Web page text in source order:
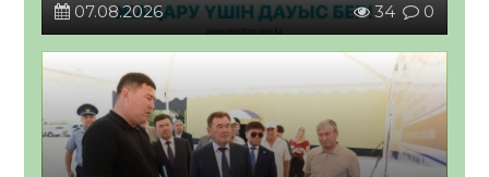
07.08.2026
34 0